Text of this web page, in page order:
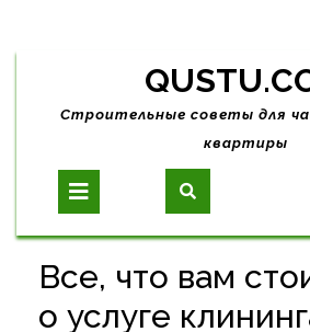
Skip
contentСтроительные советы для
квартиры
Open
Button
Все, что вам
о услуге